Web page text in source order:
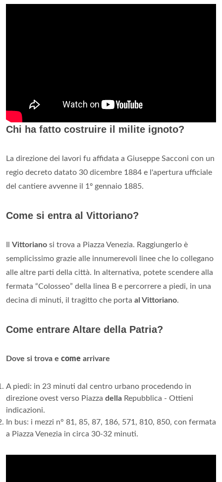
Chi ha fatto costruire il milite ignoto?
La direzione dei lavori fu affidata a Giuseppe Sacconi con un
regio decreto datato 30 dicembre 1884 e l'apertura ufficiale
del cantiere avvenne il 1º gennaio 1885.
Come si entra al Vittoriano?
Vittoriano si trova a Piazza Venezia. Raggiungerlo è
semplicissimo grazie alle innumerevoli linee che lo collegano
alle altre parti della città. In alternativa, potete scendere alla
fermata “Colosseo” della linea B e percorrere a piedi, in una
decina di minuti, il tragitto che porta al Vittoriano.
Come entrare Altare della Patria?
Dove si trova e come arrivare
A piedi: in 23 minuti dal centro urbano procedendo in
direzione ovest verso Piazza della Repubblica - Ottieni
indicazioni.
In bus: i mezzi n° 81, 85, 87, 186, 571, 810, 850, con fermata
a Piazza Venezia in circa 30-32 minuti.